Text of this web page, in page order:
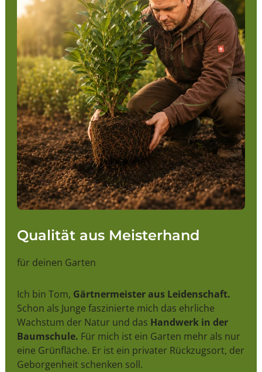
Qualität aus Meisterhand
für deinen Garten
Ich bin Tom, Gärtnermeister aus Leidenschaft.
Schon als Junge faszinierte mich das ehrliche
Wachstum der Natur und das Handwerk in der
Baumschule. Für mich ist ein Garten mehr als nur
eine Grünfläche. Er ist ein privater Rückzugsort, der
Geborgenheit schenken soll.